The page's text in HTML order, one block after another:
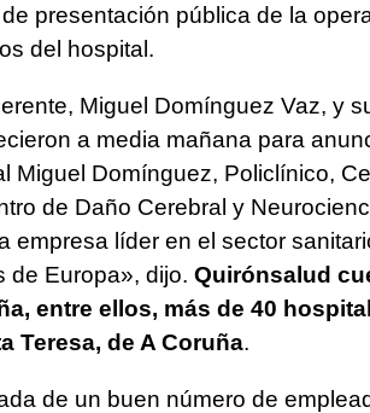
presentación pública de la
del hospital.
Miguel Domínguez Vaz, y
a media mañana para
Miguel Domínguez, Policlínico,
de Daño Cerebral y
empresa líder en el sector
de Europa», dijo. Quirónsalud
entre ellos, más de 40
Teresa, de A Coruña.
de un buen número de